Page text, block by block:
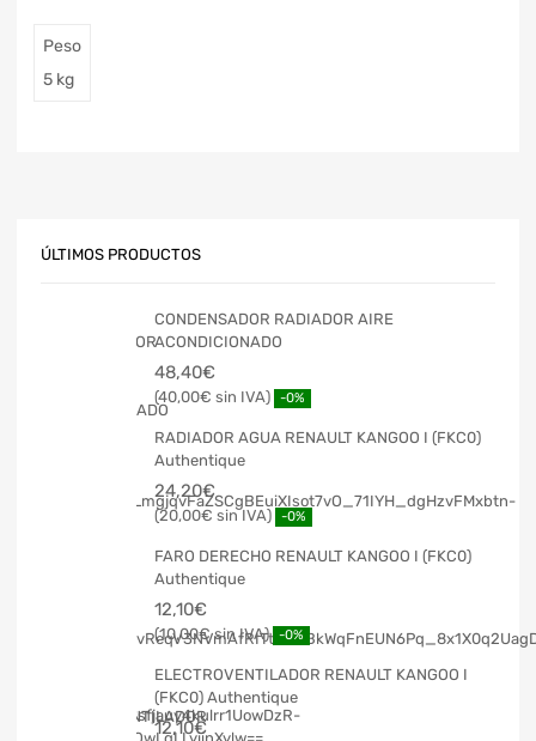
Peso
5 kg
ÚLTIMOS PRODUCTOS
CONDENSADOR RADIADOR AIRE
ACONDICIONADO
48,40€
40,00€ -0%
RADIADOR AGUA RENAULT KANGOO I (FKC0)
Authentique
24,20€
20,00€ -0%
FARO DERECHO RENAULT KANGOO I (FKC0)
Authentique
12,10€
10,00€ -0%
ELECTROVENTILADOR RENAULT KANGOO I
(FKC0) Authentique
12,10€